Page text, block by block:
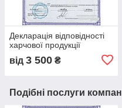
Декларація відповідності
харчової продукції
від 3 500 ₴
Подібні послуги